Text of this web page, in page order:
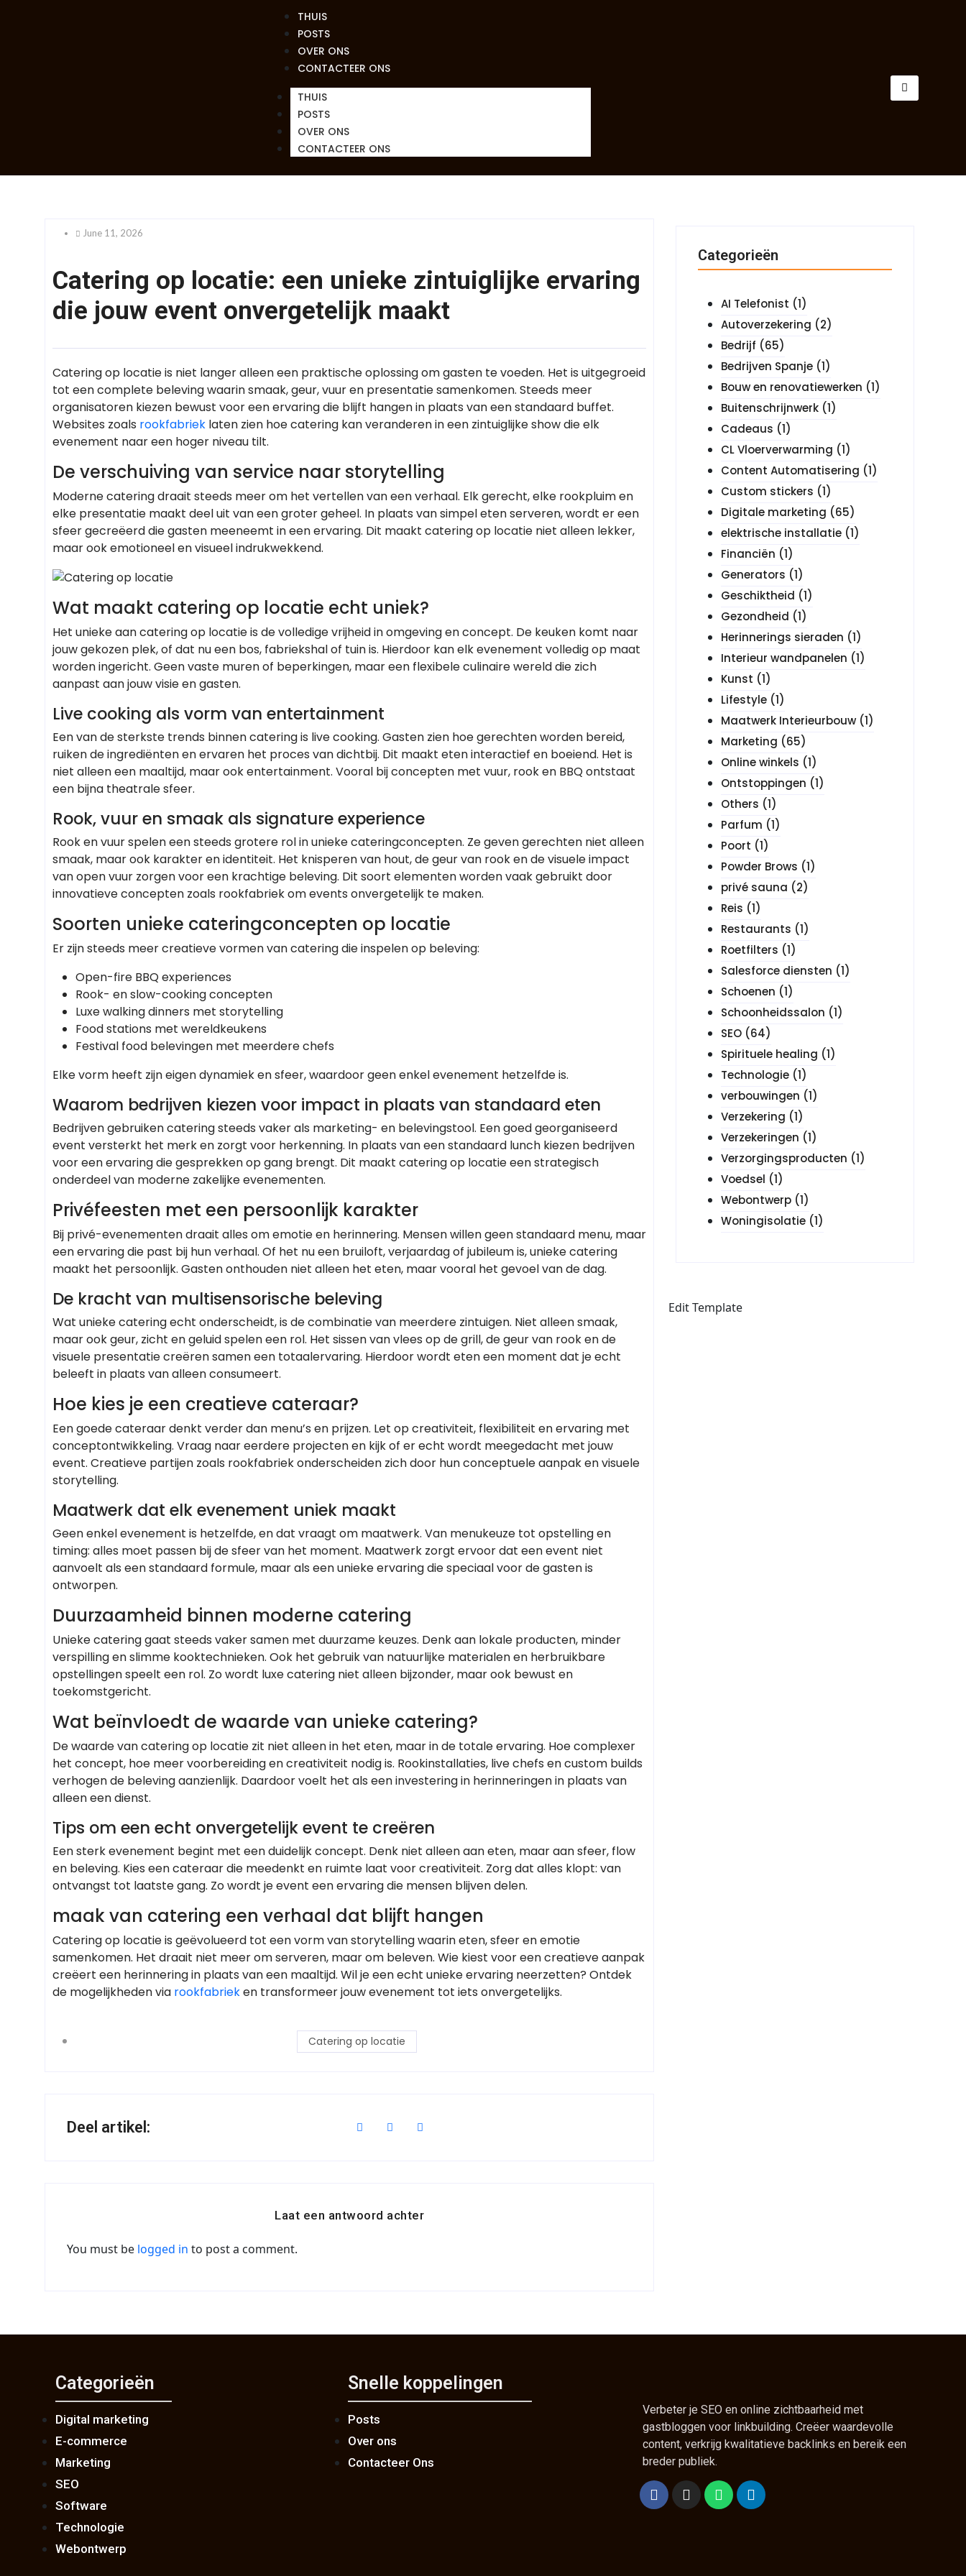
THUIS
POSTS
OVER ONS
CONTACTEER ONS
THUIS
POSTS
OVER ONS
CONTACTEER ONS
June 11, 2026
Catering op locatie: een unieke zintuiglijke ervaring
die jouw event onvergetelijk maakt
Catering op locatie is niet langer alleen een praktische oplossing om gasten te voeden. Het is uitgegroeid
tot een complete beleving waarin smaak, geur, vuur en presentatie samenkomen. Steeds meer
organisatoren kiezen bewust voor een ervaring die blijft hangen in plaats van een standaard buffet.
Websites zoals rookfabriek laten zien hoe catering kan veranderen in een zintuiglijke show die elk
evenement naar een hoger niveau tilt.
De verschuiving van service naar storytelling
Moderne catering draait steeds meer om het vertellen van een verhaal. Elk gerecht, elke rookpluim en
elke presentatie maakt deel uit van een groter geheel. In plaats van simpel eten serveren, wordt er een
sfeer gecreëerd die gasten meeneemt in een ervaring. Dit maakt catering op locatie niet alleen lekker,
maar ook emotioneel en visueel indrukwekkend.
Wat maakt catering op locatie echt uniek?
Het unieke aan catering op locatie is de volledige vrijheid in omgeving en concept. De keuken komt naar
jouw gekozen plek, of dat nu een bos, fabriekshal of tuin is. Hierdoor kan elk evenement volledig op maat
worden ingericht. Geen vaste muren of beperkingen, maar een flexibele culinaire wereld die zich
aanpast aan jouw visie en gasten.
Live cooking als vorm van entertainment
Een van de sterkste trends binnen catering is live cooking. Gasten zien hoe gerechten worden bereid,
ruiken de ingrediënten en ervaren het proces van dichtbij. Dit maakt eten interactief en boeiend. Het is
niet alleen een maaltijd, maar ook entertainment. Vooral bij concepten met vuur, rook en BBQ ontstaat
een bijna theatrale sfeer.
Rook, vuur en smaak als signature experience
Rook en vuur spelen een steeds grotere rol in unieke cateringconcepten. Ze geven gerechten niet alleen
smaak, maar ook karakter en identiteit. Het knisperen van hout, de geur van rook en de visuele impact
van open vuur zorgen voor een krachtige beleving. Dit soort elementen worden vaak gebruikt door
innovatieve concepten zoals rookfabriek om events onvergetelijk te maken.
Soorten unieke cateringconcepten op locatie
Er zijn steeds meer creatieve vormen van catering die inspelen op beleving:
Open-fire BBQ experiences
Rook- en slow-cooking concepten
Luxe walking dinners met storytelling
Food stations met wereldkeukens
Festival food belevingen met meerdere chefs
Elke vorm heeft zijn eigen dynamiek en sfeer, waardoor geen enkel evenement hetzelfde is.
Waarom bedrijven kiezen voor impact in plaats van standaard eten
Bedrijven gebruiken catering steeds vaker als marketing- en belevingstool. Een goed georganiseerd
event versterkt het merk en zorgt voor herkenning. In plaats van een standaard lunch kiezen bedrijven
voor een ervaring die gesprekken op gang brengt. Dit maakt catering op locatie een strategisch
onderdeel van moderne zakelijke evenementen.
Privéfeesten met een persoonlijk karakter
Bij privé-evenementen draait alles om emotie en herinnering. Mensen willen geen standaard menu, maar
een ervaring die past bij hun verhaal. Of het nu een bruiloft, verjaardag of jubileum is, unieke catering
maakt het persoonlijk. Gasten onthouden niet alleen het eten, maar vooral het gevoel van de dag.
De kracht van multisensorische beleving
Wat unieke catering echt onderscheidt, is de combinatie van meerdere zintuigen. Niet alleen smaak,
maar ook geur, zicht en geluid spelen een rol. Het sissen van vlees op de grill, de geur van rook en de
visuele presentatie creëren samen een totaalervaring. Hierdoor wordt eten een moment dat je echt
beleeft in plaats van alleen consumeert.
Hoe kies je een creatieve cateraar?
Een goede cateraar denkt verder dan menu’s en prijzen. Let op creativiteit, flexibiliteit en ervaring met
conceptontwikkeling. Vraag naar eerdere projecten en kijk of er echt wordt meegedacht met jouw
event. Creatieve partijen zoals rookfabriek onderscheiden zich door hun conceptuele aanpak en visuele
storytelling.
Maatwerk dat elk evenement uniek maakt
Geen enkel evenement is hetzelfde, en dat vraagt om maatwerk. Van menukeuze tot opstelling en
timing: alles moet passen bij de sfeer van het moment. Maatwerk zorgt ervoor dat een event niet
aanvoelt als een standaard formule, maar als een unieke ervaring die speciaal voor de gasten is
ontworpen.
Duurzaamheid binnen moderne catering
Unieke catering gaat steeds vaker samen met duurzame keuzes. Denk aan lokale producten, minder
verspilling en slimme kooktechnieken. Ook het gebruik van natuurlijke materialen en herbruikbare
opstellingen speelt een rol. Zo wordt luxe catering niet alleen bijzonder, maar ook bewust en
toekomstgericht.
Wat beïnvloedt de waarde van unieke catering?
De waarde van catering op locatie zit niet alleen in het eten, maar in de totale ervaring. Hoe complexer
het concept, hoe meer voorbereiding en creativiteit nodig is. Rookinstallaties, live chefs en custom builds
verhogen de beleving aanzienlijk. Daardoor voelt het als een investering in herinneringen in plaats van
alleen een dienst.
Tips om een echt onvergetelijk event te creëren
Een sterk evenement begint met een duidelijk concept. Denk niet alleen aan eten, maar aan sfeer, flow
en beleving. Kies een cateraar die meedenkt en ruimte laat voor creativiteit. Zorg dat alles klopt: van
ontvangst tot laatste gang. Zo wordt je event een ervaring die mensen blijven delen.
maak van catering een verhaal dat blijft hangen
Catering op locatie is geëvolueerd tot een vorm van storytelling waarin eten, sfeer en emotie
samenkomen. Het draait niet meer om serveren, maar om beleven. Wie kiest voor een creatieve aanpak
creëert een herinnering in plaats van een maaltijd. Wil je een echt unieke ervaring neerzetten? Ontdek
de mogelijkheden via rookfabrieken transformeer jouw evenement tot iets onvergetelijks.
Catering op locatie
Deel artikel:
Laat een antwoord achter
You must be logged in to post a comment.
Categorieën
AI Telefonist (1)
Autoverzekering (2)
Bedrijf (65)
Bedrijven Spanje (1)
Bouw en renovatiewerken (1)
Buitenschrijnwerk (1)
Cadeaus (1)
CL Vloerverwarming (1)
Content Automatisering (1)
Custom stickers (1)
Digitale marketing (65)
elektrische installatie (1)
Financiën (1)
Generators (1)
Geschiktheid (1)
Gezondheid (1)
Herinnerings sieraden (1)
Interieur wandpanelen (1)
Kunst (1)
Lifestyle (1)
Maatwerk Interieurbouw (1)
Marketing (65)
Online winkels (1)
Ontstoppingen (1)
Others (1)
Parfum (1)
Poort (1)
Powder Brows (1)
privé sauna (2)
Reis (1)
Restaurants (1)
Roetfilters (1)
Salesforce diensten (1)
Schoenen (1)
Schoonheidssalon (1)
SEO (64)
Spirituele healing (1)
Technologie (1)
verbouwingen (1)
Verzekering (1)
Verzekeringen (1)
Verzorgingsproducten (1)
Voedsel (1)
Webontwerp (1)
Woningisolatie (1)
Edit Template
Categorieën
Digital marketing
E-commerce
Marketing
SEO
Software
Technologie
Webontwerp
Snelle koppelingen
Posts
Over ons
Contacteer Ons
Verbeter je SEO en online zichtbaarheid met
gastbloggen voor linkbuilding. Creëer waardevolle
content, verkrijg kwalitatieve backlinks en bereik een
breder publiek.